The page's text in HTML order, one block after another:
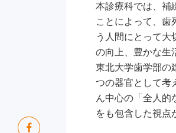
本診療科では、補
ことによって、歯
う人間にとって大
の向上、豊かな生
東北大学歯学部の
つの器官として考
ん中心の「全人的
をも包含した視点